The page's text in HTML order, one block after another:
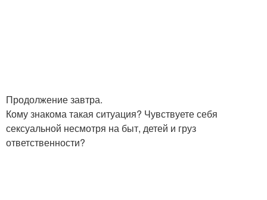
Продолжение завтра.
Кому знакома такая ситуация? Чувствуете себя
сексуальной несмотря на быт, детей и груз
ответственности?